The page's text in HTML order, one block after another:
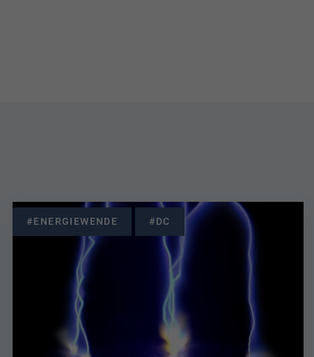
#ENERGIEWENDE #DC